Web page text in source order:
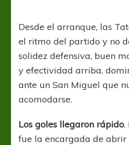
Desde el arranque, las
el ritmo del partido y no
solidez defensiva, buen
y efectividad arriba,
ante un San Miguel que
acomodarse.
Los goles llegaron rápido.
fue la encargada de